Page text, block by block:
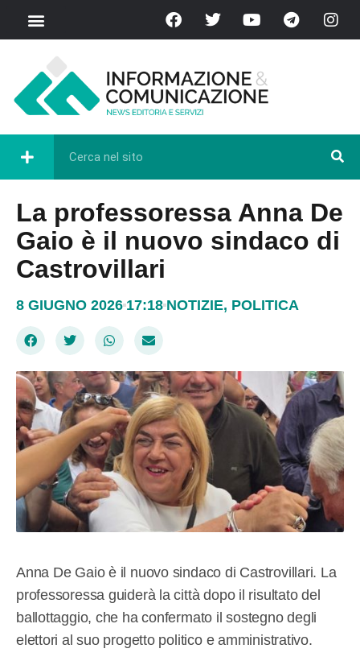
La professoressa Anna De
Gaio è il nuovo sindaco di
Castrovillari
8 GIUGNO 2026 17:18 NOTIZIE, POLITICA
Anna De Gaio è il nuovo sindaco di Castrovillari. La
professoressa guiderà la città dopo il risultato del
ballottaggio, che ha confermato il sostegno degli
elettori al suo progetto politico e amministrativo.